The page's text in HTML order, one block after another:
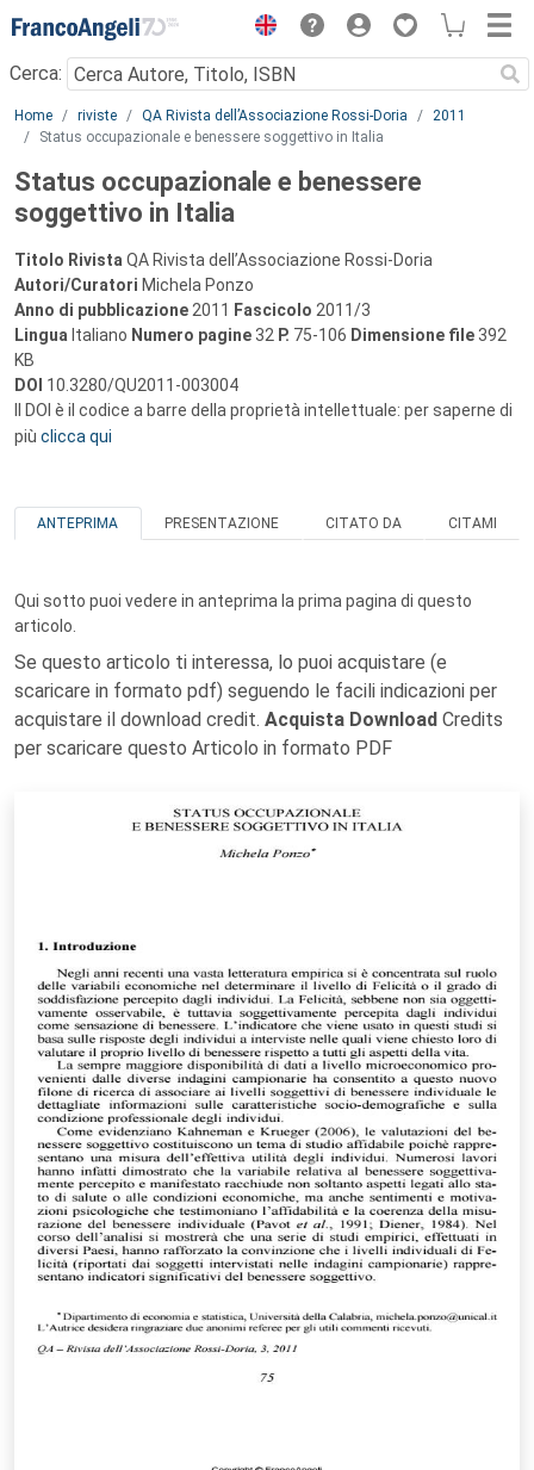
Menu
Cerca:
Main content
Home riviste QA Rivista dell’Associazione Rossi-Doria
2011
Status occupazionale e benessere soggettivo in Italia
Status occupazionale e benessere
soggettivo in Italia
Titolo Rivista QA Rivista dell’Associazione Rossi-Doria
Autori/Curatori Michela Ponzo
Anno di pubblicazione 2011 Fascicolo 2011/3
Lingua Italiano Numero pagine 32 P. 75-106 Dimensione file 392
KB
DOI 10.3280/QU2011-003004
Il DOI è il codice a barre della proprietà intellettuale: per saperne di
più clicca qui
ANTEPRIMA PRESENTAZIONE CITATO DA CITAMI
Qui sotto puoi vedere in anteprima la prima pagina di questo
articolo.
Se questo articolo ti interessa, lo puoi acquistare (e
scaricare in formato pdf) seguendo le facili indicazioni per
acquistare il download credit. Acquista Download Credits
per scaricare questo Articolo in formato PDF